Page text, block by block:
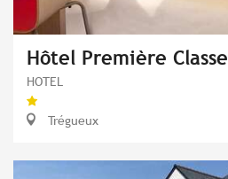
Hôtel Première Classe
HOTEL
Trégueux